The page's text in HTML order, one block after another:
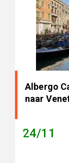
Albergo
naar
24/11